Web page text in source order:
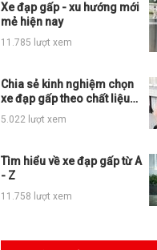
Xe đạp gấp - xu hướng mới
mẻ hiện nay
11.785 lượt xem
Chia sẻ kinh nghiệm chọn
xe đạp gấp theo chất liệu
khung
5.022 lượt xem
Tìm hiểu về xe đạp gấp từ A
- Z
11.758 lượt xem